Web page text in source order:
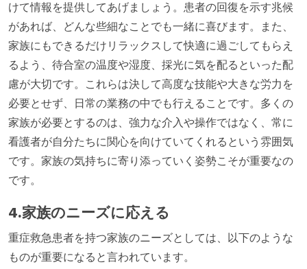
けて情報を提供してあげましょう。患者の回復を示す兆候
があれば、どんな些細なことでも一緒に喜びます。また、
家族にもできるだけリラックスして快適に過ごしてもらえ
るよう、待合室の温度や湿度、採光に気を配るといった配
慮が大切です。これらは決して高度な技能や大きな労力を
必要とせず、日常の業務の中でも行えることです。多くの
家族が必要とするのは、強力な介入や操作ではなく、常に
看護者が自分たちに関心を向けていてくれるという雰囲気
です。家族の気持ちに寄り添っていく姿勢こそが重要なの
です。
4.家族のニーズに応える
重症救急患者を持つ家族のニーズとしては、以下のような
ものが重要になると言われています。